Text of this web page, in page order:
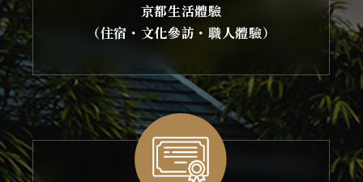
京都生活體驗
（住宿・文化參訪・職人體驗）